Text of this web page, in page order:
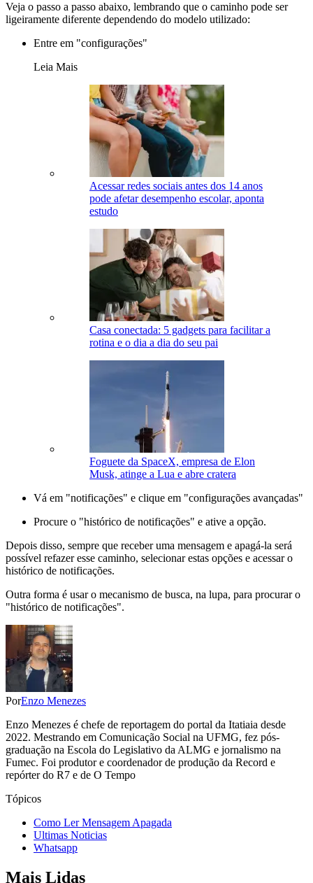
Veja o passo a passo abaixo, lembrando que o caminho pode ser
ligeiramente diferente dependendo do modelo utilizado:
Entre em "configurações"
Leia Mais
Acessar redes sociais antes dos 14 anos
pode afetar desempenho escolar, aponta
estudo
Casa conectada: 5 gadgets para facilitar a
rotina e o dia a dia do seu pai
Foguete da SpaceX, empresa de Elon
Musk, atinge a Lua e abre cratera
Vá em "notificações" e clique em "configurações avançadas"
Procure o "histórico de notificações" e ative a opção.
Depois disso, sempre que receber uma mensagem e apagá-la será
possível refazer esse caminho, selecionar estas opções e acessar o
histórico de notificações.
Outra forma é usar o mecanismo de busca, na lupa, para procurar o
"histórico de notificações".
PorEnzo Menezes
Enzo Menezes é chefe de reportagem do portal da Itatiaia desde
2022. Mestrando em Comunicação Social na UFMG, fez pós-
graduação na Escola do Legislativo da ALMG e jornalismo na
Fumec. Foi produtor e coordenador de produção da Record e
repórter do R7 e de O Tempo
Tópicos
Como Ler Mensagem Apagada
Ultimas Noticias
Whatsapp
Mais Lidas